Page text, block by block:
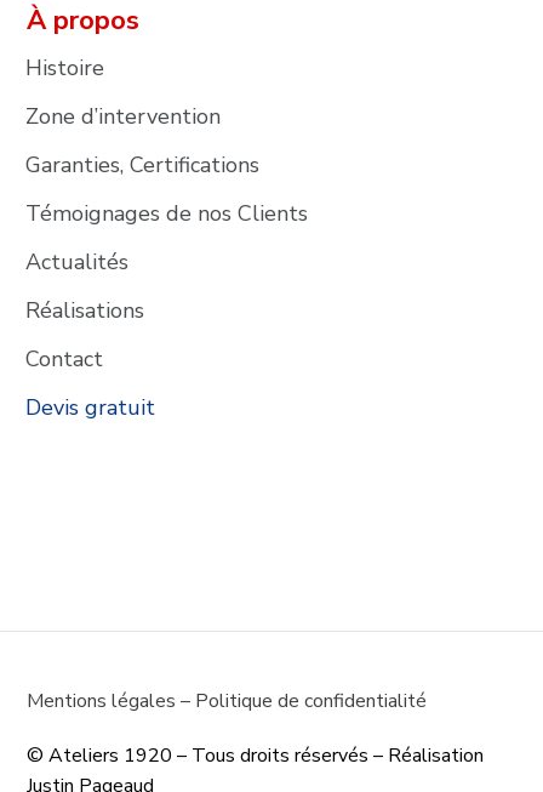
À propos
Histoire
Zone d’intervention
Garanties, Certifications
Témoignages de nos Clients
Actualités
Réalisations
Contact
Devis gratuit
Mentions légales – Politique de confidentialité
© Ateliers 1920 – Tous droits réservés – Réalisation
Justin Pageaud